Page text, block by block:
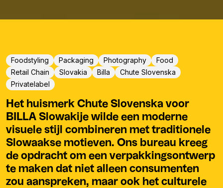
Foodstyling Packaging Photography
Food
Retail Chain
Slovakia Billa
Chute Slovenska
Privatelabel
Het huismerk Chute Slovenska voor
BILLA Slowakije wilde een moderne
visuele stijl combineren met traditionele
Slowaakse motieven. Ons bureau kreeg
de opdracht om een verpakkingsontwerp
te maken dat niet alleen consumenten
zou aanspreken, maar ook het culturele